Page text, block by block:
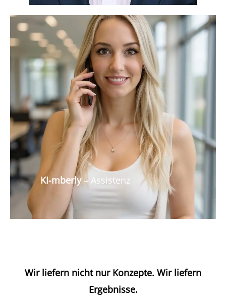
KI-mberly– Assistenz
Wir liefern nicht nur Konzepte. Wir liefern
Ergebnisse.